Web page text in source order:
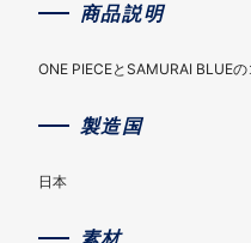
商品説明
ONE PIECEとSAMURAI BLUEの
製造国
日本
素材